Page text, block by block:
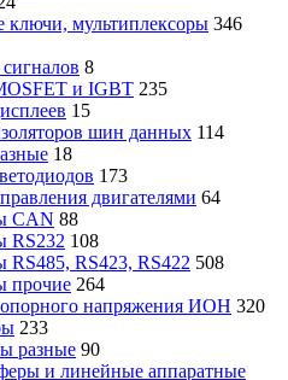
ключи, мультиплексоры 346
8
и IGBT 235
15
шин данных 114
18
173
двигателями 64
CAN 88
RS232 108
RS485, RS423, RS422 508
прочие 264
напряжения ИОН 320
233
разные 90
и линейные аппаратные